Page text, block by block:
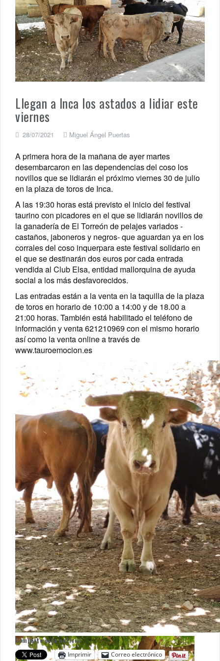
Llegan a Inca los astados a lidiar este
viernes
28/07/2021 Miguel Ángel Puertas
A primera hora de la mañana de ayer martes
desembarcaron en las dependencias del coso los
novillos que se lidiarán el próximo viernes 30 de julio
en la plaza de toros de Inca.
A las 19:30 horas está previsto el inicio del festival
taurino con picadores en el que se lidiarán novillos de
la ganadería de El Torreón de pelajes variados -
castaños, jaboneros y negros- queaguardan ya en los
corrales del coso inquerparaestefestival solidario en
el que se destinarán dos euros por cada entrada
vendida al Club Elsa, entidad mallorquina de ayuda
social a los más desfavorecidos.
Las entradas están a la venta en la taquilla de la plaza
de toros en horario de 10:00 a 14:00 y de 18.00 a
21:00 horas. También está habilitado el teléfono de
información y venta621210969 con el mismo horario
así como la venta online a través de
www.tauroemocion.es
Comparte esta noticia:
Imprimir
Correo electrónico